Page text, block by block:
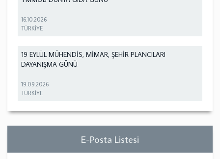
16.10.2026
TÜRKİYE
19 EYLÜL MÜHENDİS, MİMAR, ŞEHİR PLANCILARI
DAYANIŞMA GÜNÜ
19.09.2026
TÜRKİYE
E-Posta Listesi